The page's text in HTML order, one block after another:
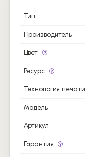
Тип
Производитель
Цвет
Ресурс
Технология печати
Модель
Артикул
Гарантия